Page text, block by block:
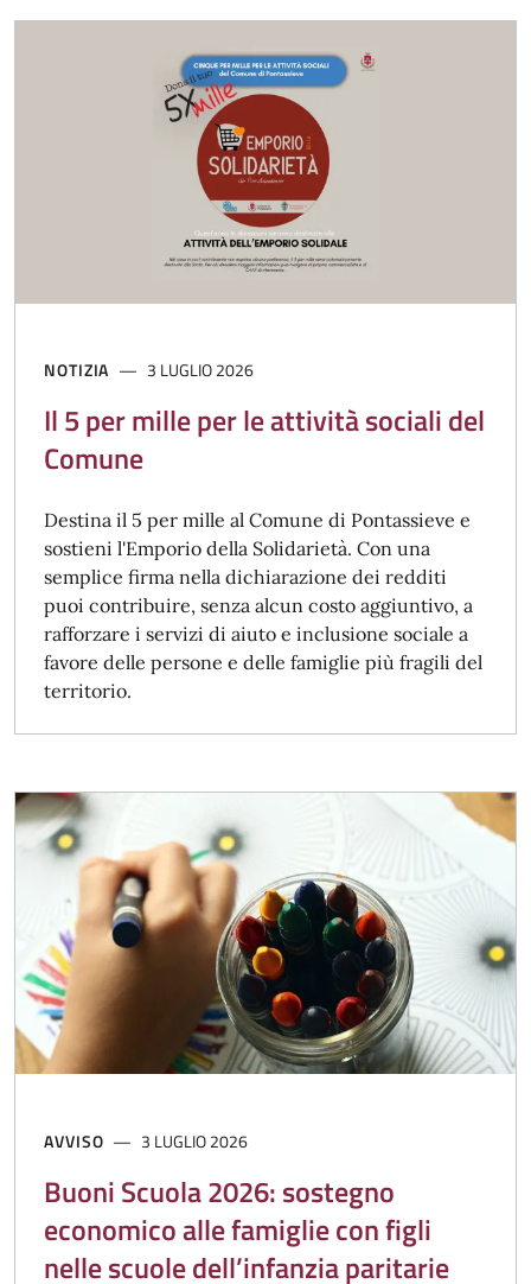
NOTIZIA 3 LUGLIO 2026
Il 5 per mille per le attività sociali del
Comune
Destina il 5 per mille al Comune di Pontassieve e
sostieni l'Emporio della Solidarietà. Con una
semplice firma nella dichiarazione dei redditi
puoi contribuire, senza alcun costo aggiuntivo, a
rafforzare i servizi di aiuto e inclusione sociale a
favore delle persone e delle famiglie più fragili del
territorio.
AVVISO 3 LUGLIO 2026
Buoni Scuola 2026: sostegno
economico alle famiglie con figli
nelle scuole dell’infanzia paritarie